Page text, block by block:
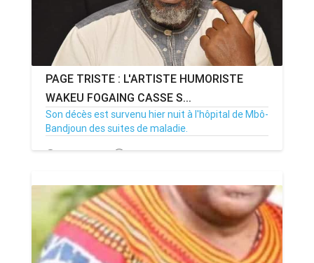
PAGE TRISTE : L'ARTISTE HUMORISTE
WAKEU FOGAING CASSE S...
Son décès est survenu hier nuit à l'hôpital de Mbô-
Bandjoun des suites de maladie.
22/03/21 Par Adjahoung 28